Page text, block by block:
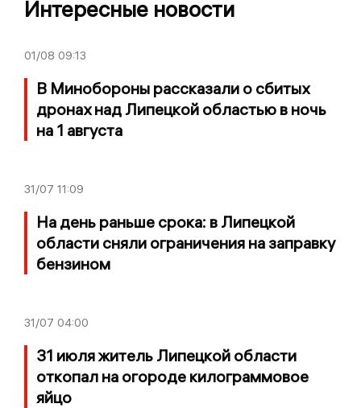
Интересные новости
01/08 09:13
В Минобороны рассказали о сбитых
дронах над Липецкой областью в ночь
на 1 августа
31/07 11:09
На день раньше срока: в Липецкой
области сняли ограничения на заправку
бензином
31/07 04:00
31 июля житель Липецкой области
откопал на огороде килограммовое
яйцо